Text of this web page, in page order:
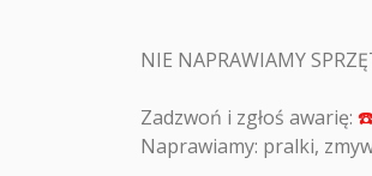
NIE NAPRAWIAMY
Zadzwoń i zgłoś awarię:
Naprawiamy: pralki,